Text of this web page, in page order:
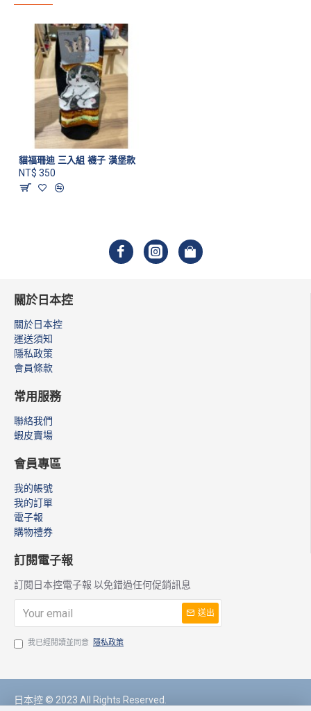
貓福珊迪 三入組 襪子 漢堡款
NT$ 350
關於日本控
關於日本控
運送須知
隱私政策
會員條款
常用服務
聯絡我們
蝦皮賣場
會員專區
我的帳號
我的訂單
電子報
購物禮券
訂閱電子報
訂閱日本控電子報 以免錯過任何促銷訊息
送出
我已經閱讀並同意 隱私政策
日本控 © 2023 All Rights Reserved.